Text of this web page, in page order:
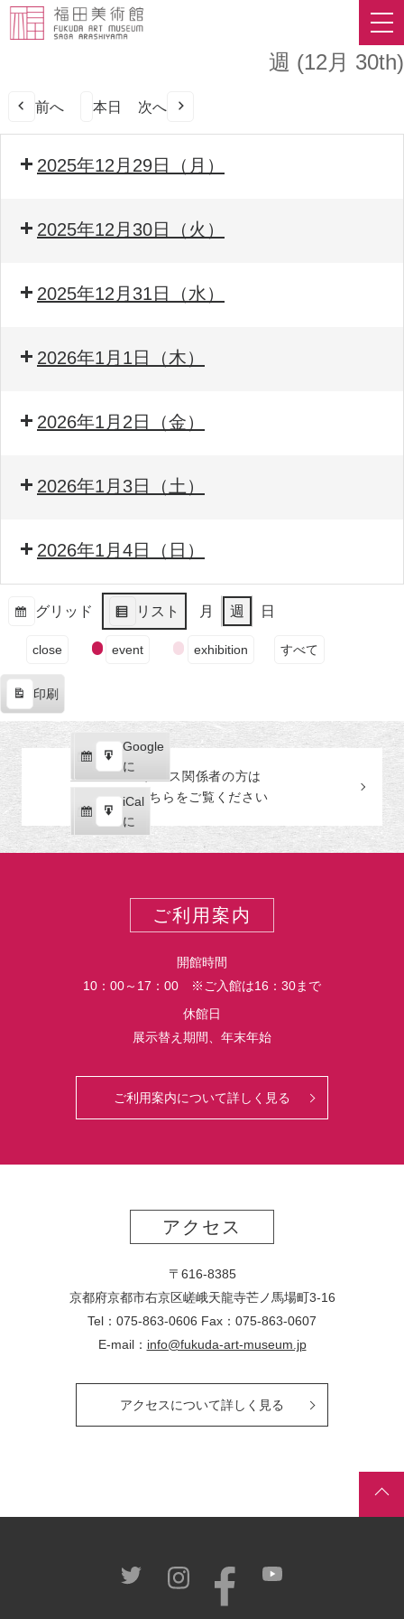
週 (12月 30th)
前へ 本日 次へ
2025年12月29日（月）
2025年12月30日（火）
2025年12月31日（水）
2026年1月1日（木）
2026年1月2日（金）
2026年1月3日（土）
2026年1月4日（日）
グリッド
表
リスト
表
月 週 日
ン
の
カ
テ
ゴ
close event exhibition すべて
印刷
示
Google
で
購
読
iCal
で
購
読
Google
に
エ
ク
ス
ポ
iCal
に
エ
ク
プレス関係者の方は
こちらをご覧ください
ご利用案内
開館時間
10：00～17：00 ※ご入館は16：30まで
休館日
展示替え期間、年末年始
ご利用案内について詳しく見る
アクセス
〒616-8385
京都府京都市右京区嵯峨天龍寺芒ノ馬場町3-16
Tel：075-863-0606 Fax：075-863-0607
E-mail： info@fukuda-art-museum.jp
アクセスについて詳しく見る